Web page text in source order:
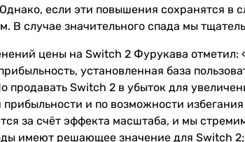
если эти повышения сохранятся
В случае значительного спада мы
цены на Switch 2 Фурукава
установленная база
продавать Switch 2 в убыток для
прибыльности и по возможности
за счёт эффекта масштаба, и мы
имеют решающее значение для Switch